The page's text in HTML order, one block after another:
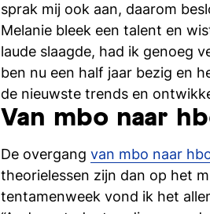
sprak mij ook aan, daarom
Melanie bleek een talent en
laude slaagde, had ik genoeg
ben nu een half jaar bezig en
de nieuwste trends en
Van mbo naar
De overgang van mbo naar
theorielessen zijn dan op het
tentamenweek vond ik het